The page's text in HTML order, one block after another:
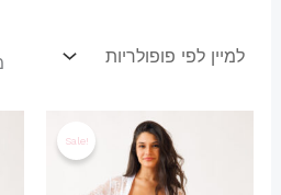
Sale!
המחיר
המקורי
היה:
₪299.99.
הנוכחי
הוא:
₪209.99.
זה